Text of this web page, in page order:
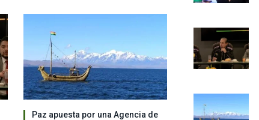
Paz apuesta por una Agencia de